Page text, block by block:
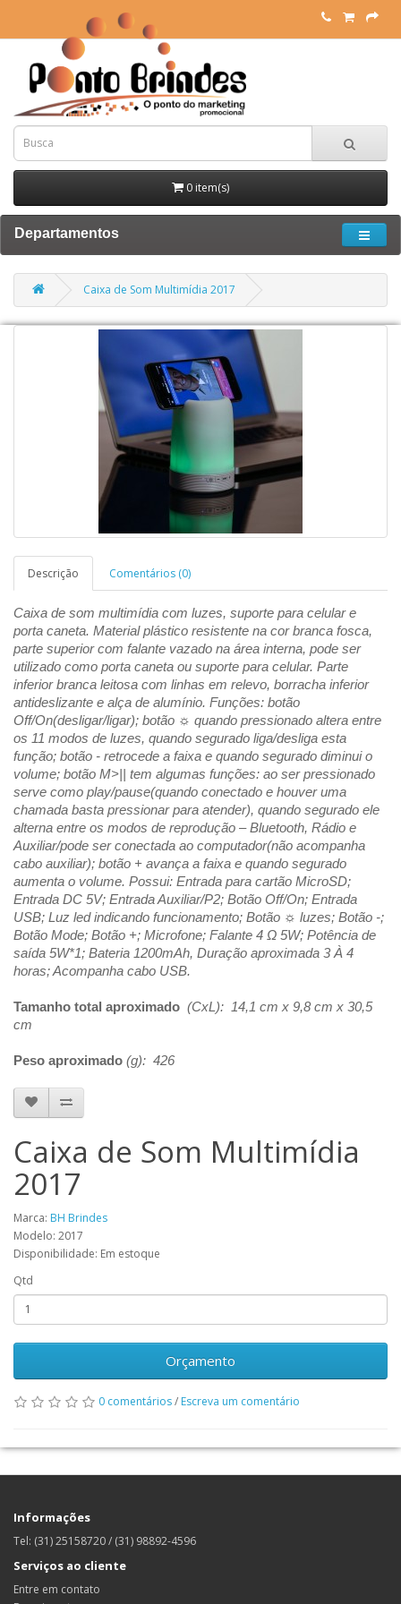
0 item(s)
Departamentos
Caixa de Som Multimídia 2017
Descrição Comentários (0)
Caixa de som multimídia com luzes, suporte para celular e
porta caneta. Material plástico resistente na cor branca fosca,
parte superior com falante vazado na área interna, pode ser
utilizado como porta caneta ou suporte para celular. Parte
inferior branca leitosa com linhas em relevo, borracha inferior
antideslizante e alça de alumínio. Funções: botão
Off/On(desligar/ligar); botão ☼ quando pressionado altera entre
os 11 modos de luzes, quando segurado liga/desliga esta
função; botão - retrocede a faixa e quando segurado diminui o
volume; botão M>|| tem algumas funções: ao ser pressionado
serve como play/pause(quando conectado e houver uma
chamada basta pressionar para atender), quando segurado ele
alterna entre os modos de reprodução – Bluetooth, Rádio e
Auxiliar/pode ser conectada ao computador(não acompanha
cabo auxiliar); botão + avança a faixa e quando segurado
aumenta o volume. Possui: Entrada para cartão MicroSD;
Entrada DC 5V; Entrada Auxiliar/P2; Botão Off/On; Entrada
USB; Luz led indicando funcionamento; Botão ☼ luzes; Botão -;
Botão Mode; Botão +; Microfone; Falante 4 Ω 5W; Potência de
saída 5W*1; Bateria 1200mAh, Duração aproximada 3 À 4
horas; Acompanha cabo USB.
Tamanho total aproximado (CxL): 14,1 cm x 9,8 cm x 30,5
cm
Peso aproximado (g): 426
Caixa de Som Multimídia
2017
Marca: BH Brindes
Modelo: 2017
Disponibilidade: Em estoque
Qtd
Orçamento
0 comentários/ Escreva um comentário
Informações
Tel: (31) 25158720 / (31) 98892-4596
Serviços ao cliente
Entre em contato